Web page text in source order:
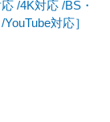
/4K対応 /BS・
対応］